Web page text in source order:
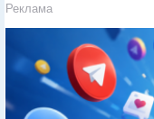
Реклама